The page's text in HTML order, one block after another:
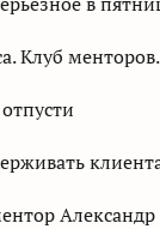
Клуб менторов.